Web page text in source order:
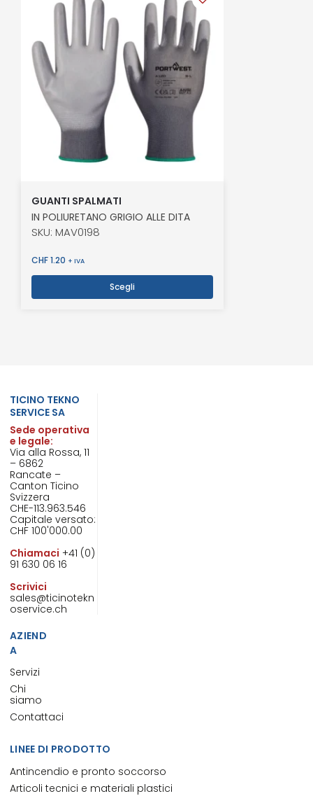
GUANTI SPALMATI
IN POLIURETANO GRIGIO ALLE DITA
SKU: MAV0198
CHF1.20 + IVA
Scegli
TICINO TEKNO
SERVICE SA
Sede operativa
e legale:
Via alla Rossa, 11
– 6862
Rancate –
Canton Ticino
Svizzera
CHE-113.963.546
Capitale versato:
CHF 100'000.00
Chiamaci +41 (0)
91 630 06 16
Scrivici
sales@ticinotekn
oservice.ch
AZIEND
A
Servizi
Chi
siamo
Contattaci
LINEE DI PRODOTTO
Antincendio e pronto soccorso
Articoli tecnici e materiali plastici